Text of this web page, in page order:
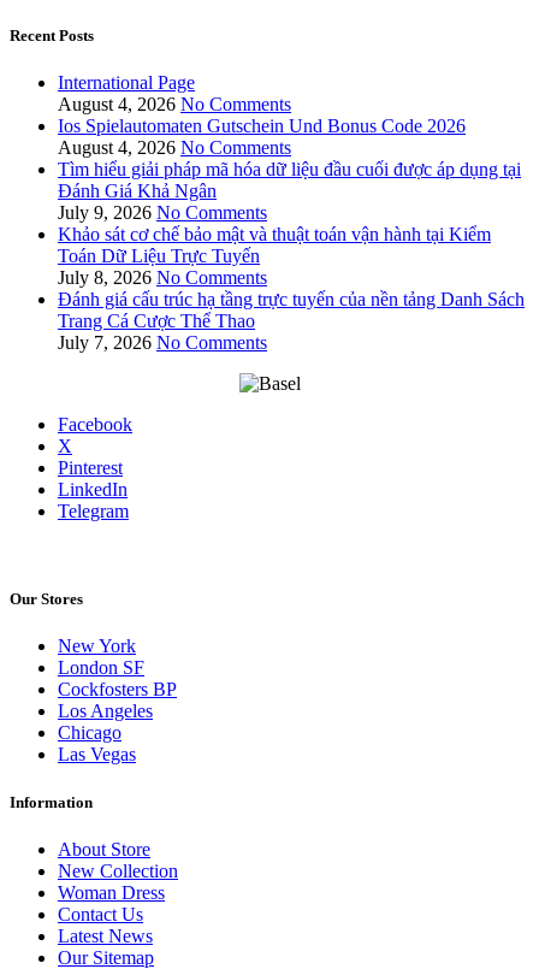
Recent Posts
International Page
August 4, 2026 No Comments
Ios Spielautomaten Gutschein Und Bonus Code 2026
August 4, 2026 No Comments
Tìm hiểu giải pháp mã hóa dữ liệu đầu cuối được áp dụng tại
Đánh Giá Khả Ngân
July 9, 2026 No Comments
Khảo sát cơ chế bảo mật và thuật toán vận hành tại Kiểm
Toán Dữ Liệu Trực Tuyến
July 8, 2026 No Comments
Đánh giá cấu trúc hạ tầng trực tuyến của nền tảng Danh Sách
Trang Cá Cược Thể Thao
July 7, 2026 No Comments
Facebook
X
Pinterest
LinkedIn
Telegram
Our Stores
New York
London SF
Cockfosters BP
Los Angeles
Chicago
Las Vegas
Information
About Store
New Collection
Woman Dress
Contact Us
Latest News
Our Sitemap